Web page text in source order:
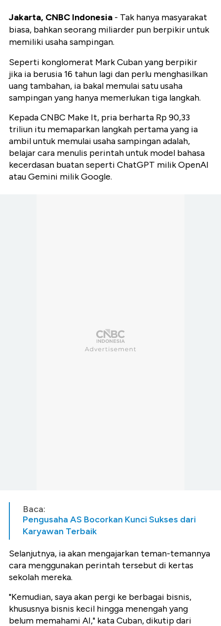
Jakarta, CNBC Indonesia - Tak hanya masyarakat
biasa, bahkan seorang miliarder pun berpikir untuk
memiliki usaha sampingan.
Seperti konglomerat Mark Cuban yang berpikir
jika ia berusia 16 tahun lagi dan perlu menghasilkan
uang tambahan, ia bakal memulai satu usaha
sampingan yang hanya memerlukan tiga langkah.
Kepada CNBC Make It, pria berharta Rp 90,33
triliun itu memaparkan langkah pertama yang ia
ambil untuk memulai usaha sampingan adalah,
belajar cara menulis perintah untuk model bahasa
kecerdasan buatan seperti ChatGPT milik OpenAI
atau Gemini milik Google.
Baca:
Pengusaha AS Bocorkan Kunci Sukses dari
Karyawan Terbaik
Selanjutnya, ia akan mengajarkan teman-temannya
cara menggunakan perintah tersebut di kertas
sekolah mereka.
"Kemudian, saya akan pergi ke berbagai bisnis,
khususnya bisnis kecil hingga menengah yang
belum memahami AI," kata Cuban, dikutip dari